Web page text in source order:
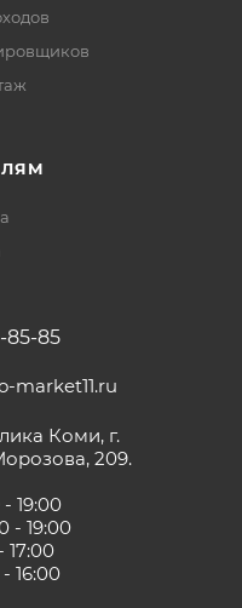
85-85
market11.ru
Коми, г.
209.
19:00
- 19:00
17:00
16:00